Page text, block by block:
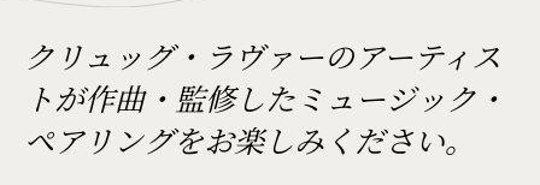
クリュッグ・ラヴァーのアーティス
トが作曲・監修したミュージック・
ペアリングをお楽しみください。